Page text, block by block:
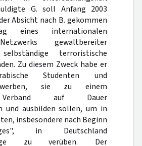
G. soll Anfang 2003
Absicht nach B. gekommen
eines internationalen
gewaltbereiter
terroristische
Zu diesem Zweck habe er
Studenten und
sie zu einem
Verband auf Dauer
und ausbilden sollen, um in
insbesondere nach Beginn
in Deutschland
zu verüben. Der